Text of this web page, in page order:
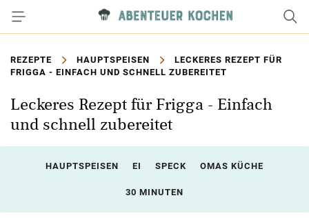
REZEPTE HAUPTSPEISEN
LECKERES REZEPT FÜR
FRIGGA - EINFACH UND SCHNELL ZUBEREITET
Leckeres Rezept für Frigga - Einfach
und schnell zubereitet
HAUPTSPEISEN EI SPECK OMAS KÜCHE
30 MINUTEN